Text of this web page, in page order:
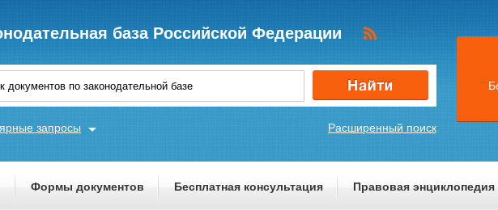
база Российской Федерации
Расширенный поиск
запросы
Формы документов Бесплатная консультация Правовая энциклопедия